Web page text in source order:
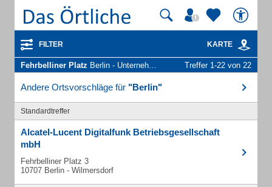
FILTER KARTE
Fehrbelliner Platz Berlin - Unternehmen und Personen Treffer 1-22 von 22
Andere Ortsvorschläge für "Berlin"
Standardtreffer
Alcatel-Lucent Digitalfunk Betriebsgesellschaft
mbH
Fehrbelliner Platz 3
10707 Berlin - Wilmersdorf